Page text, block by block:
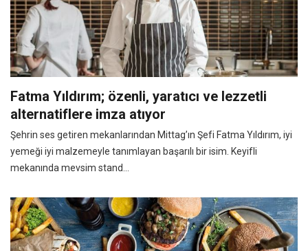
Fatma Yıldırım; özenli, yaratıcı ve lezzetli
alternatiflere imza atıyor
Şehrin ses getiren mekanlarından Mittag’ın Şefi Fatma Yıldırım, iyi
yemeği iyi malzemeyle tanımlayan başarılı bir isim. Keyifli
mekanında mevsim stand...